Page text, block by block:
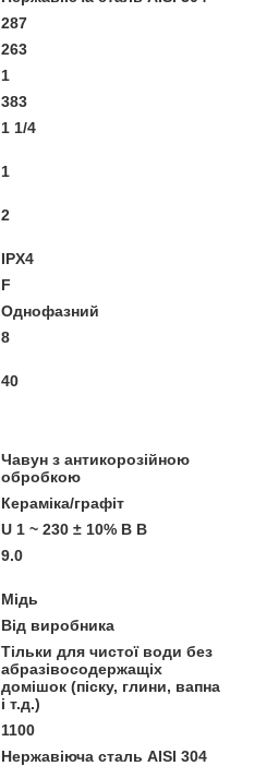
287
263
1
383
1 1/4
1
2
IPX4
F
Однофазний
8
40
Чавун з антикорозійною
обробкою
Кераміка/графіт
U 1 ~ 230 ± 10% В В
9.0
Мідь
Від виробника
Тільки для чистої води без
абразівосодержащіх
домішок (піску, глини, вапна
і т.д.)
1100
Нержавіюча сталь AISI 304